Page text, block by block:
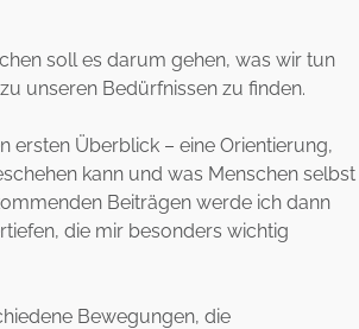
soll es darum gehen, was wir tun
unseren Bedürfnissen zu finden.
ersten Überblick – eine Orientierung,
kann und was Menschen selbst
Beiträgen werde ich dann
die mir besonders wichtig
Bewegungen, die